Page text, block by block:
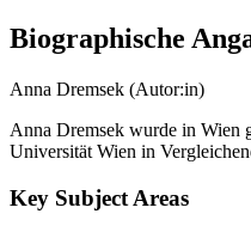
Biographische
Anna Dremsek (Autor:in)
Anna Dremsek wurde in Wien
Universität Wien in
Key Subject Areas